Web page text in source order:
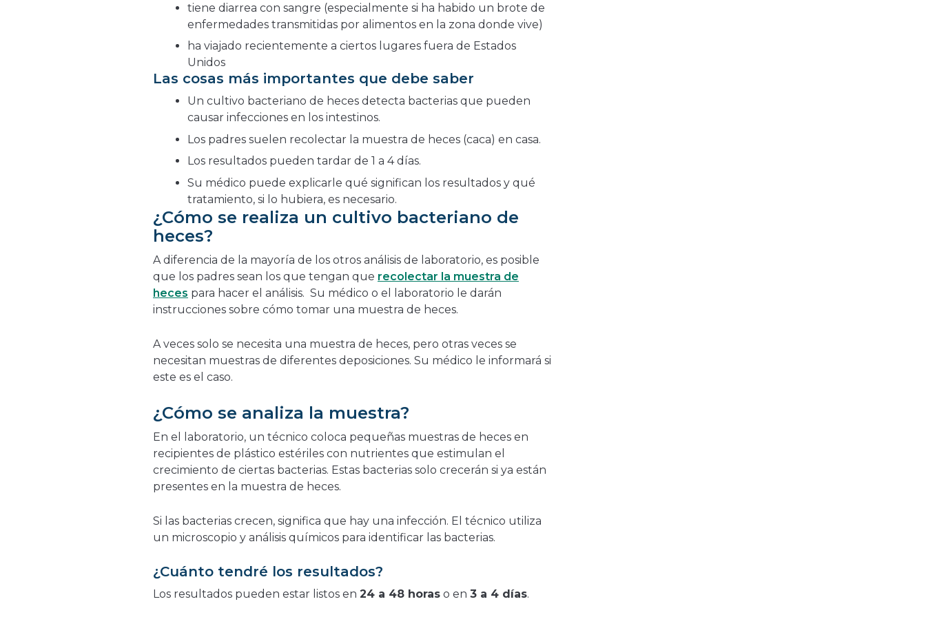
tiene diarrea con sangre (especialmente si ha habido un brote de
enfermedades transmitidas por alimentos en la zona donde vive)
ha viajado recientemente a ciertos lugares fuera de Estados
Unidos
Las cosas más importantes que debe saber
Un cultivo bacteriano de heces detecta bacterias que pueden
causar infecciones en los intestinos.
Los padres suelen recolectar la muestra de heces (caca) en casa.
Los resultados pueden tardar de 1 a 4 días.
Su médico puede explicarle qué significan los resultados y qué
tratamiento, si lo hubiera, es necesario.
¿Cómo se realiza un cultivo bacteriano de
heces?
A diferencia de la mayoría de los otros análisis de laboratorio, es posible
que los padres sean los que tengan que recolectar la muestra de
heces para hacer el análisis. Su médico o el laboratorio le darán
instrucciones sobre cómo tomar una muestra de heces.
A veces solo se necesita una muestra de heces, pero otras veces se
necesitan muestras de diferentes deposiciones. Su médico le informará si
este es el caso.
¿Cómo se analiza la muestra?
En el laboratorio, un técnico coloca pequeñas muestras de heces en
recipientes de plástico estériles con nutrientes que estimulan el
crecimiento de ciertas bacterias. Estas bacterias solo crecerán si ya están
presentes en la muestra de heces.
Si las bacterias crecen, significa que hay una infección. El técnico utiliza
un microscopio y análisis químicos para identificar las bacterias.
¿Cuánto tendré los resultados?
Los resultados pueden estar listos en 24 a 48 horas o en 3 a 4 días.